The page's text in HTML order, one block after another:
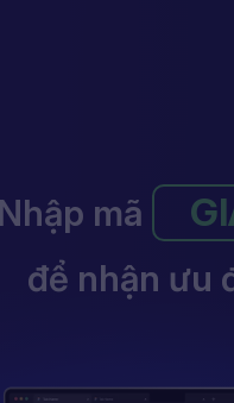
Nhập mã
để nhận ưu